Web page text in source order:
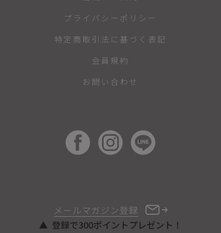
メールマガジン登録
登録で300ポイントプレゼント！
プライバシーポリシー
特定商取引法に基づく表記
会員規約
お問い合わせ